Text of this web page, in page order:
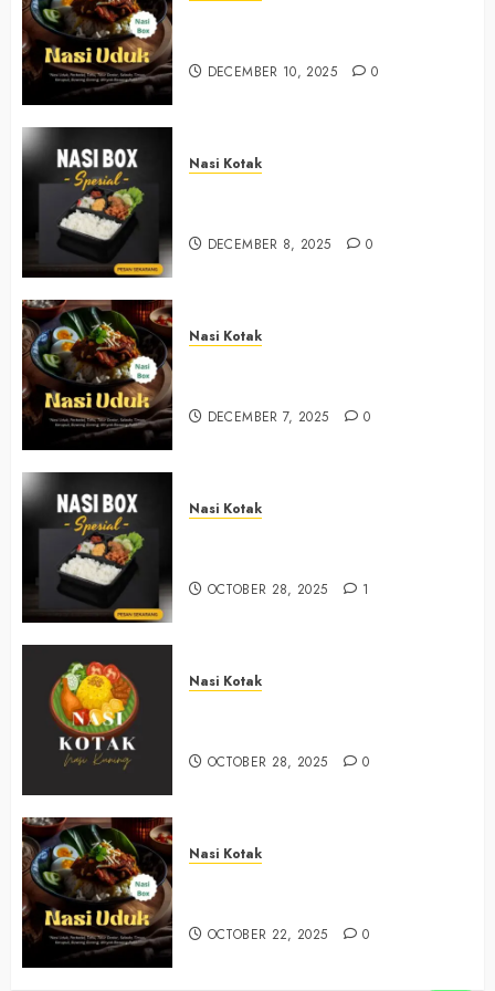
DECEMBER 10, 2025 0
Nasi Kotak
DECEMBER 8, 2025 0
Nasi Kotak
DECEMBER 7, 2025 0
Nasi Kotak
OCTOBER 28, 2025 1
Nasi Kotak
OCTOBER 28, 2025 0
Nasi Kotak
OCTOBER 22, 2025 0